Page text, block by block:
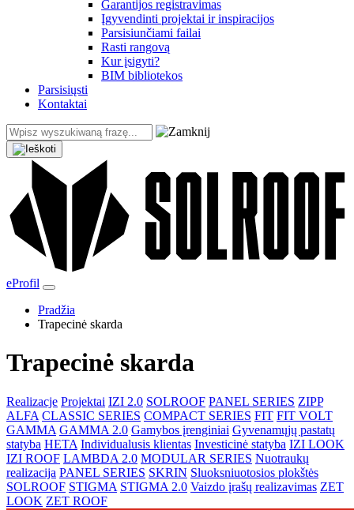
Garantijos registravimas
Įgyvendinti projektai ir inspiracijos
Parsisiunčiami failai
Rasti rangovą
Kur įsigyti?
BIM bibliotekos
Parsisiųsti
Kontaktai
eProfil
Pradžia
Trapecinė skarda
Trapecinė skarda
Realizacje Projektai IZI 2.0 SOLROOF PANEL SERIES ZIPP
ALFA CLASSIC SERIES COMPACT SERIES FIT FIT VOLT
GAMMA GAMMA 2.0 Gamybos įrenginiai Gyvenamųjų pastatų
statyba HETA Individualusis klientas Investicinė statyba IZI LOOK
IZI ROOF LAMBDA 2.0 MODULAR SERIES Nuotraukų
realizacija PANEL SERIES SKRIN Sluoksniuotosios plokštės
SOLROOF STIGMA STIGMA 2.0 Vaizdo įrašų realizavimas ZET
LOOK ZET ROOF